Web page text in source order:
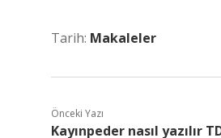
Tarih: Makaleler
Önceki Yazı
Kayınpeder nasıl yazılır